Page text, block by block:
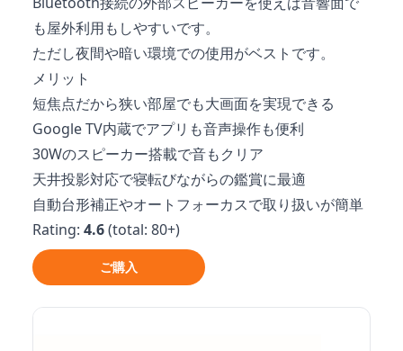
も屋外利用もしやすいです。
ただし夜間や暗い環境での使用がベストです。
メリット
短焦点だから狭い部屋でも大画面を実現できる
Google TV内蔵でアプリも音声操作も便利
30Wのスピーカー搭載で音もクリア
天井投影対応で寝転びながらの鑑賞に最適
自動台形補正やオートフォーカスで取り扱いが簡単
Rating: 4.6(total: 80+)
ご購入